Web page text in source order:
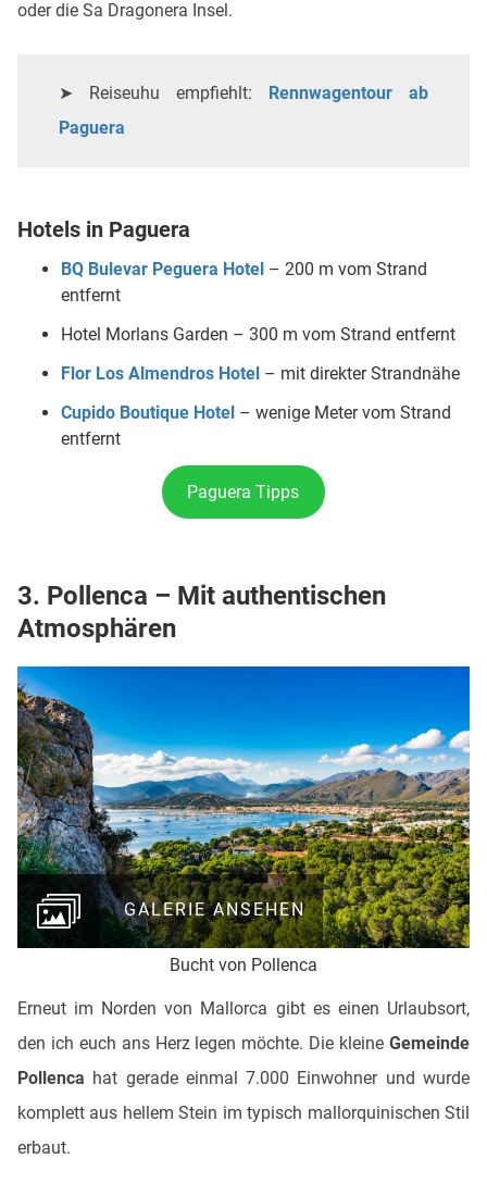
oder die Sa Dragonera Insel.
➤ Reiseuhu empfiehlt: Rennwagentour ab
Paguera
Hotels in Paguera
BQ Bulevar Peguera Hotel – 200 m vom Strand
entfernt
Hotel Morlans Garden – 300 m vom Strand entfernt
Flor Los Almendros Hotel – mit direkter Strandnähe
Cupido Boutique Hotel – wenige Meter vom Strand
entfernt
Paguera Tipps
3. Pollenca – Mit authentischen
Atmosphären
Bucht von Pollenca
GALERIE ANSEHEN
Erneut im Norden von Mallorca gibt es einen Urlaubsort,
den ich euch ans Herz legen möchte. Die kleine Gemeinde
Pollenca hat gerade einmal 7.000 Einwohner und wurde
komplett aus hellem Stein im typisch mallorquinischen Stil
erbaut.